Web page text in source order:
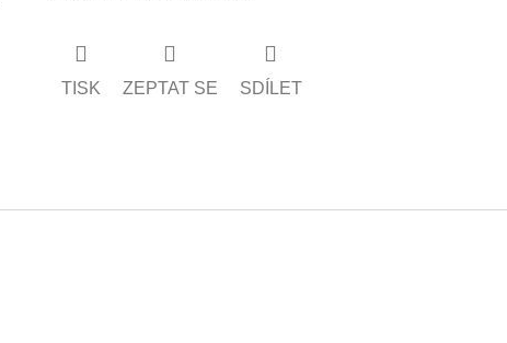
TISK ZEPTAT SE SDÍLET